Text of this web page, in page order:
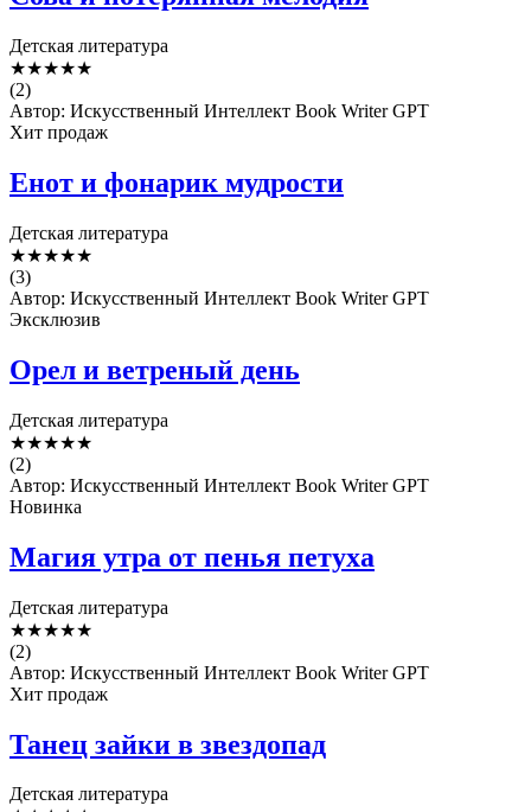
Детская литература
★★★★★
(2)
Автор: Искусственный Интеллект Book Writer GPT
Хит продаж
Енот и фонарик мудрости
Детская литература
★★★★★
(3)
Автор: Искусственный Интеллект Book Writer GPT
Эксклюзив
Орел и ветреный день
Детская литература
★★★★★
(2)
Автор: Искусственный Интеллект Book Writer GPT
Новинка
Магия утра от пенья петуха
Детская литература
★★★★★
(2)
Автор: Искусственный Интеллект Book Writer GPT
Хит продаж
Танец зайки в звездопад
Детская литература